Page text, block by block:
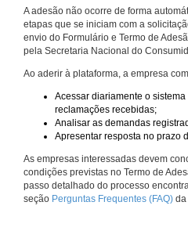
A adesão não ocorre de forma
etapas que se iniciam com a
envio do Formulário e Termo de
pela Secretaria Nacional do
Ao aderir à plataforma, a empresa
Acessar diariamente o
reclamações recebidas;
Analisar as demandas
Apresentar resposta no prazo
As empresas interessadas devem
condições previstas no Termo de
passo detalhado do processo
seção Perguntas Frequentes (FAQ) da